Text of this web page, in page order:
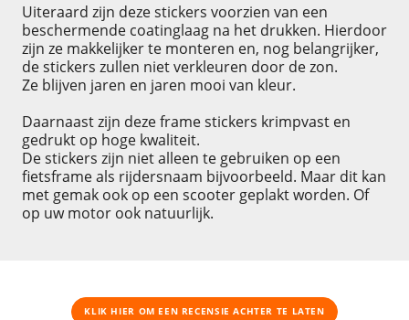
Uiteraard zijn deze stickers voorzien van een
beschermende coatinglaag na het drukken. Hierdoor
zijn ze makkelijker te monteren en, nog belangrijker,
de stickers zullen niet verkleuren door de zon.
Ze blijven jaren en jaren mooi van kleur.
Daarnaast zijn deze frame stickers krimpvast en
gedrukt op hoge kwaliteit.
De stickers zijn niet alleen te gebruiken op een
fietsframe als rijdersnaam bijvoorbeeld. Maar dit kan
met gemak ook op een scooter geplakt worden. Of
op uw motor ook natuurlijk.
KLIK HIER OM EEN ​​RECENSIE ACHTER TE LATEN